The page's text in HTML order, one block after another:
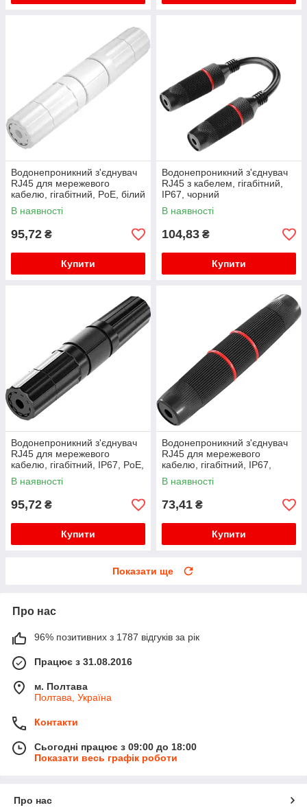
Водонепроникний з'єднувач
RJ45 для мережевого
кабелю, гігабітний, PoE, білий
В наявності
95,72 ₴
Купити
Водонепроникний з'єднувач
RJ45 з кабелем, гігабітний,
IP67, чорний
В наявності
104,83 ₴
Купити
Водонепроникний з'єднувач
RJ45 для мережевого
кабелю, гігабітний, IP67, PoE,
чорний
В наявності
95,72 ₴
Купити
Водонепроникний з'єднувач
RJ45 для мережевого
кабелю, гігабітний, IP67,
чорний, WDT-IP67ZT/B
В наявності
73,41 ₴
Купити
Показати ще
Про нас
96% позитивних з 1787 відгуків за рік
Працює з 31.08.2016
м. Полтава
Полтава, Україна
Контакти
Сьогодні працює з 09:00 до 18:00
Показати весь графік роботи
Про нас